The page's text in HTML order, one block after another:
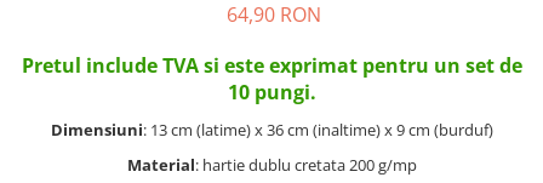
64,90 RON
Pretul include TVA si este exprimat pentru un set de
10 pungi.
Dimensiuni: 13 cm (latime) x 36 cm (inaltime) x 9 cm (burduf)
Material: hartie dublu cretata 200 g/mp